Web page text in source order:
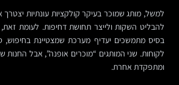
למשל, מותג שמוכר בעיקר קולקציות עונתיות
להבליט השקות ולייצר תחושת דחיפות. לעומת
בסיס מתמשכים יעדיף מערכת שמצטיינת בחיפוש,
לקוחות. שני המותגים “מוכרים אופנה”, אבל
ומתפקדת אחרת.